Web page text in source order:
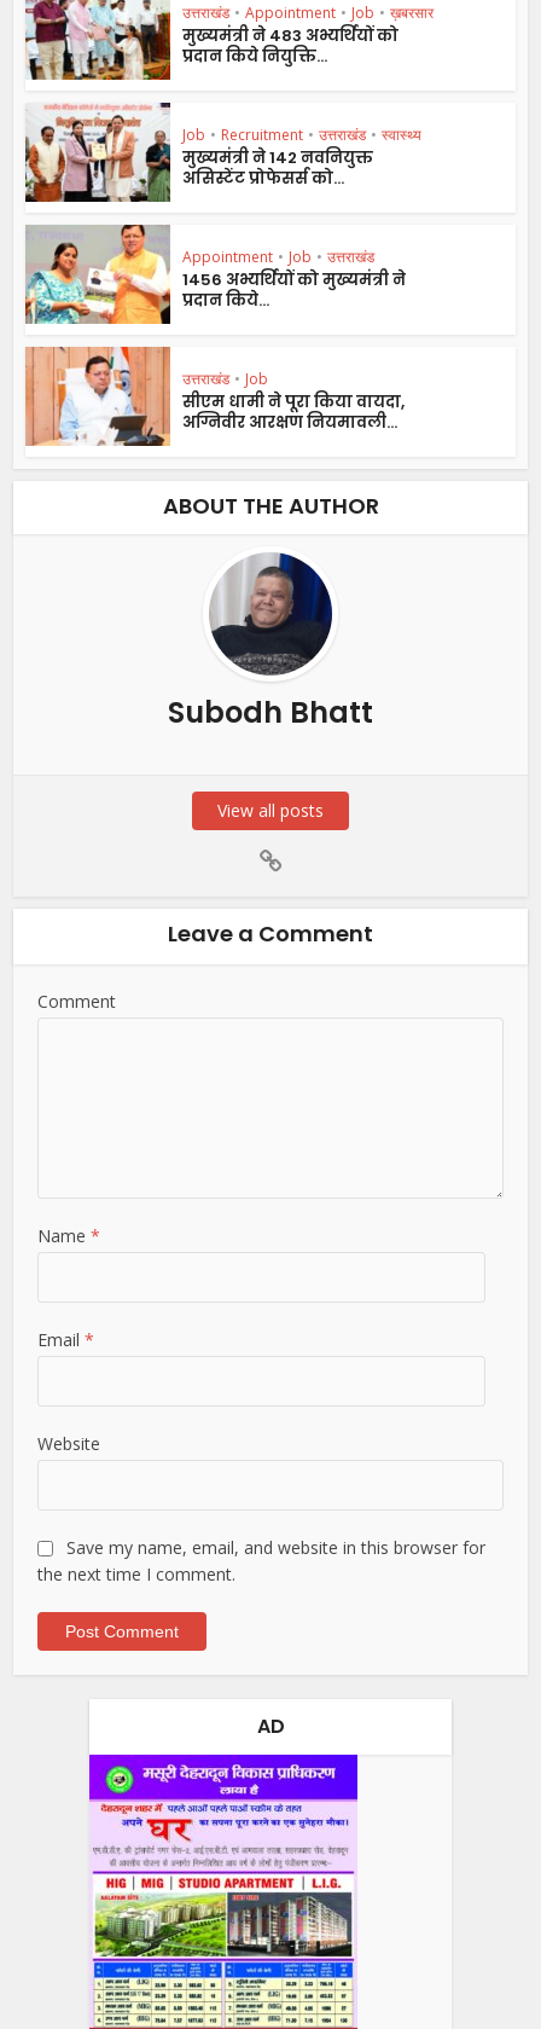
उत्तराखंड • Appointment • Job • ख़बरसार
मुख्यमंत्री ने 483 अभ्यर्थियों को
प्रदान किये नियुक्ति...
Job • Recruitment • उत्तराखंड • स्वास्थ्य
मुख्यमंत्री ने 142 नवनियुक्त
असिस्टेंट प्रोफेसर्स को...
Appointment • Job • उत्तराखंड
1456 अभ्यर्थियों को मुख्यमंत्री ने
प्रदान किये...
उत्तराखंड • Job
सीएम धामी ने पूरा किया वायदा,
अग्निवीर आरक्षण नियमावली...
ABOUT THE AUTHOR
Subodh Bhatt
View all posts
Leave a Comment
Comment
Name*
Email*
Website
Save my name, email, and website in this browser for
the next time I comment.
AD